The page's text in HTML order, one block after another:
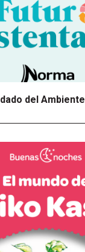
del Ambiente